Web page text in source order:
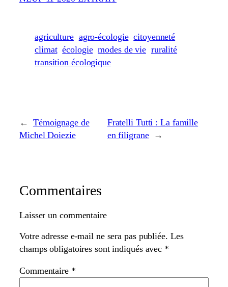
agriculture agro-écologie citoyenneté
climat écologie modes de vie ruralité
transition écologique
← Témoignage de
Michel Doiezie
Fratelli Tutti : La famille
en filigrane
→
Commentaires
Laisser un commentaire
Votre adresse e-mail ne sera pas publiée. Les
champs obligatoires sont indiqués avec *
Commentaire *